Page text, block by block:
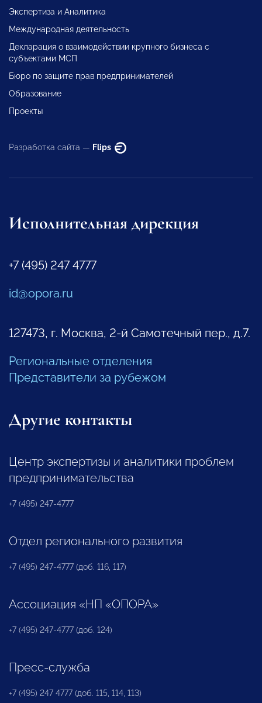
Экспертиза и Аналитика
Международная деятельность
Декларация о взаимодействии крупного бизнеса с
субъектами МСП
Бюро по защите прав предпринимателей
Образование
Проекты
Разработка сайта — Flips
Исполнительная дирекция
+7 (495) 247 4777
id@opora.ru
127473, г. Москва, 2-й Самотечный пер., д.7.
Региональные отделения
Представители за рубежом
Другие контакты
Центр экспертизы и аналитики проблем
предпринимательства
+7 (495) 247-4777
Отдел регионального развития
+7 (495) 247-4777 (доб. 116, 117)
Ассоциация «НП «ОПОРА»
+7 (495) 247-4777 (доб. 124)
Пресс-служба
+7 (495) 247 4777 (доб. 115, 114, 113)